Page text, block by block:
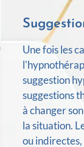
Une fois les
suggestion
suggestions
à changer
la situation.
ou